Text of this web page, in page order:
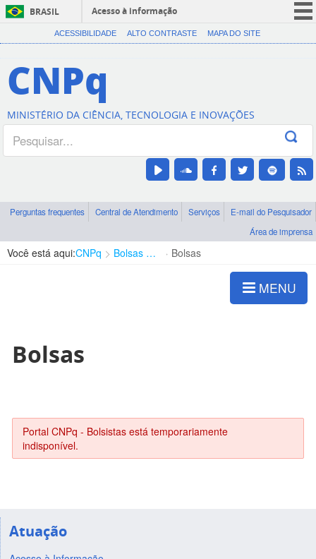
BRASIL
Acesso à informação
CORONAVÍRUS (COVID-19)
Canais
ACESSIBILIDADE ALTO CONTRASTE MAPA DO SITE
CNPq
MINISTÉRIO DA CIÊNCIA, TECNOLOGIA E INOVAÇÕES
Perguntas frequentes Central de Atendimento Serviços
E-mail do Pesquisador
Área de imprensa
Você está aqui:CNPq Bolsas e Auxílios Vigentes Bolsas
MENU
Bolsas
Portal CNPq - Bolsistas está temporariamente
indisponível.
Atuação